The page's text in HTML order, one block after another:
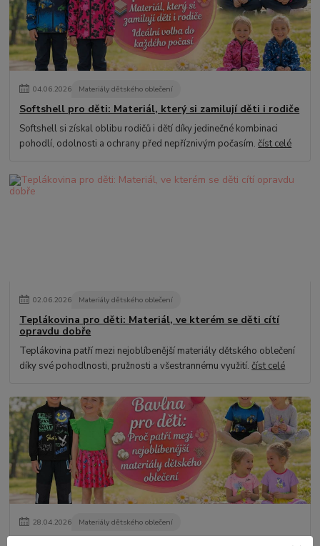
04.06.2026 Materiály dětského oblečení
Softshell pro děti: Materiál, který si zamilují děti i rodiče
Softshell si získal oblibu rodičů i dětí díky jedinečné kombinaci
pohodlí, odolnosti a ochrany před nepříznivým počasím.číst celé
02.06.2026 Materiály dětského oblečení
Teplákovina pro děti: Materiál, ve kterém se děti cítí
opravdu dobře
Teplákovina patří mezi nejoblíbenější materiály dětského oblečení
díky své pohodlnosti, pružnosti a všestrannému využití.číst celé
28.04.2026 Materiály dětského oblečení